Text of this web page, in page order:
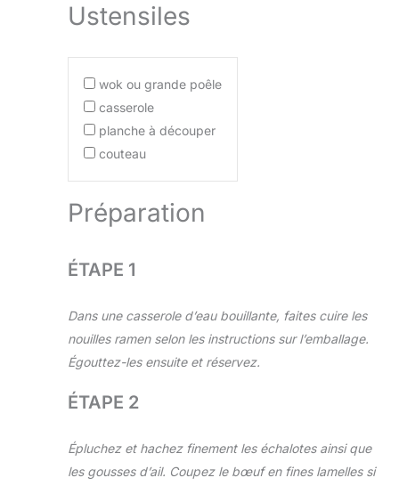
Ustensiles
wok ou grande poêle
casserole
planche à découper
couteau
Préparation
ÉTAPE 1
Dans une casserole d’eau bouillante, faites cuire les
nouilles ramen selon les instructions sur l’emballage.
Égouttez-les ensuite et réservez.
ÉTAPE 2
Épluchez et hachez finement les échalotes ainsi que
les gousses d’ail. Coupez le bœuf en fines lamelles si